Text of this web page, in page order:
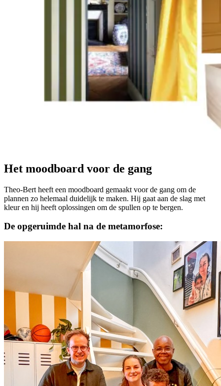
Het moodboard voor de gang
Theo-Bert heeft een moodboard gemaakt voor de gang om de
plannen zo helemaal duidelijk te maken. Hij gaat aan de slag met
kleur en hij heeft oplossingen om de spullen op te bergen.
De opgeruimde hal na de metamorfose: